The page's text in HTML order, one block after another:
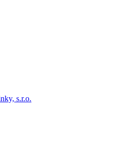
s.r.o.